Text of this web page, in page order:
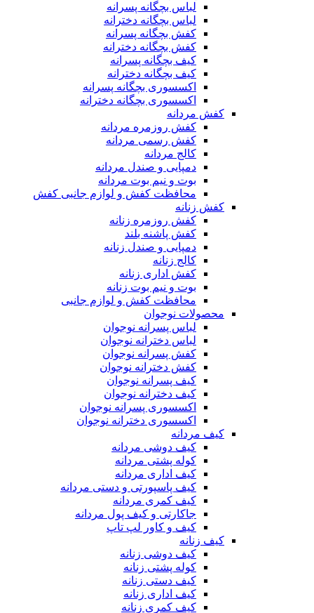
لباس بچگانه پسرانه
لباس بچگانه دخترانه
کفش بچگانه پسرانه
کفش بچگانه دخترانه
کیف بچگانه پسرانه
کیف بچگانه دخترانه
اکسسوری بچگانه پسرانه
اکسسوری بچگانه دخترانه
کفش مردانه
کفش روزمره مردانه
کفش رسمی مردانه
کالج مردانه
دمپایی و صندل مردانه
بوت و نیم بوت مردانه
محافظت کفش و لوازم جانبی کفش
کفش زنانه
کفش روزمره زنانه
کفش پاشنه بلند
دمپایی و صندل زنانه
کالج زنانه
کفش اداری زنانه
بوت و نیم بوت زنانه
محافظت کفش و لوازم جانبی
محصولات نوجوان
لباس پسرانه نوجوان
لباس دخترانه نوجوان
کفش پسرانه نوجوان
کفش دخترانه نوجوان
کیف پسرانه نوجوان
کیف دخترانه نوجوان
اکسسوری پسرانه نوجوان
اکسسوری دخترانه نوجوان
کیف مردانه
کیف دوشی مردانه
کوله پشتی مردانه
کیف اداری مردانه
کیف پاسپورتی و دستی مردانه
کیف کمری مردانه
جاکارتی و کیف پول مردانه
کیف و کاور لپ تاپ
کیف زنانه
کیف دوشی زنانه
کوله پشتی زنانه
کیف دستی زنانه
کیف اداری زنانه
کیف کمری زنانه